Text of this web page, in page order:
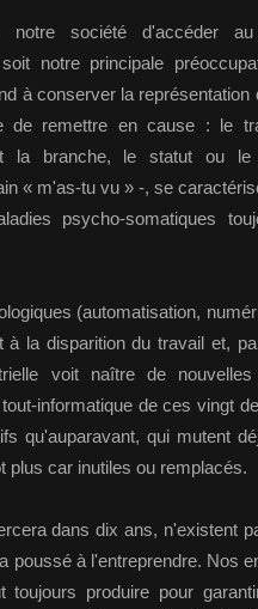
société d'accéder
notre principale
à conserver la représentation
remettre en cause : le
la branche, le statut ou le
« m'as-tu vu » -, se
psycho-somatiques
(automatisation,
la disparition du travail et,
voit naître de
informatique de ces vingt
qu'auparavant, qui mutent
plus car inutiles ou remplacés.
dans dix ans, n'existent
poussé à l'entreprendre. Nos
toujours produire pour